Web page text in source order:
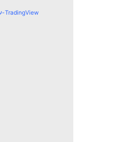
עקוב אחר כל השווקים ב-TradingView